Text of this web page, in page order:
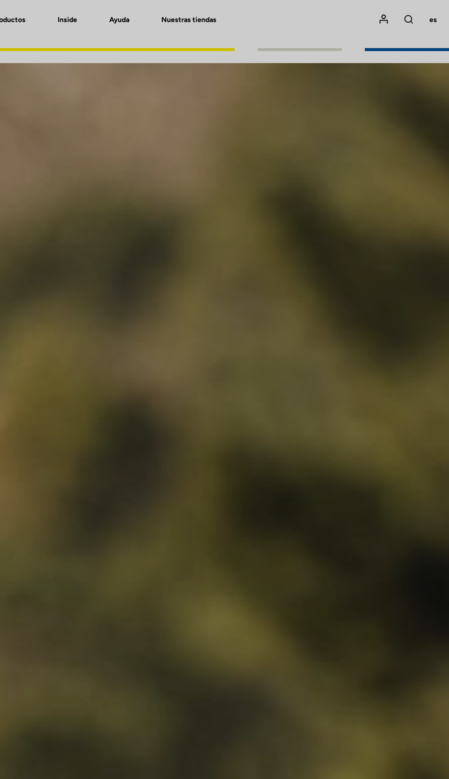
Inside Ayuda Nuestras tiendas
Mon compte
Rechercher
es